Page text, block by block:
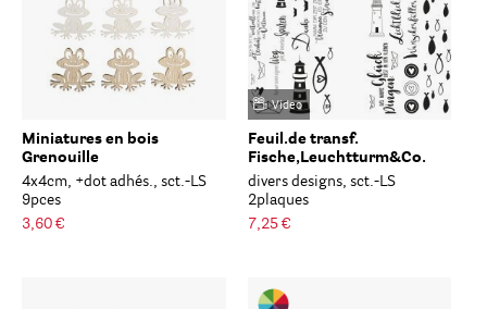
Miniatures en bois
Grenouille
4x4cm, +dot adhés., sct.-LS
9pces
3,60 €
Video
Feuil.de transf.
Fische,Leuchtturm&Co.
divers designs, sct.-LS
2plaques
7,25 €